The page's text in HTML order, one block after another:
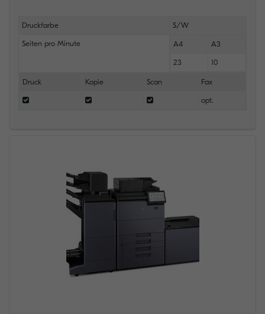
Druckfarbe S/W
Seiten pro Minute A4 A3
23 10
Druck Kopie Scan Fax
opt.